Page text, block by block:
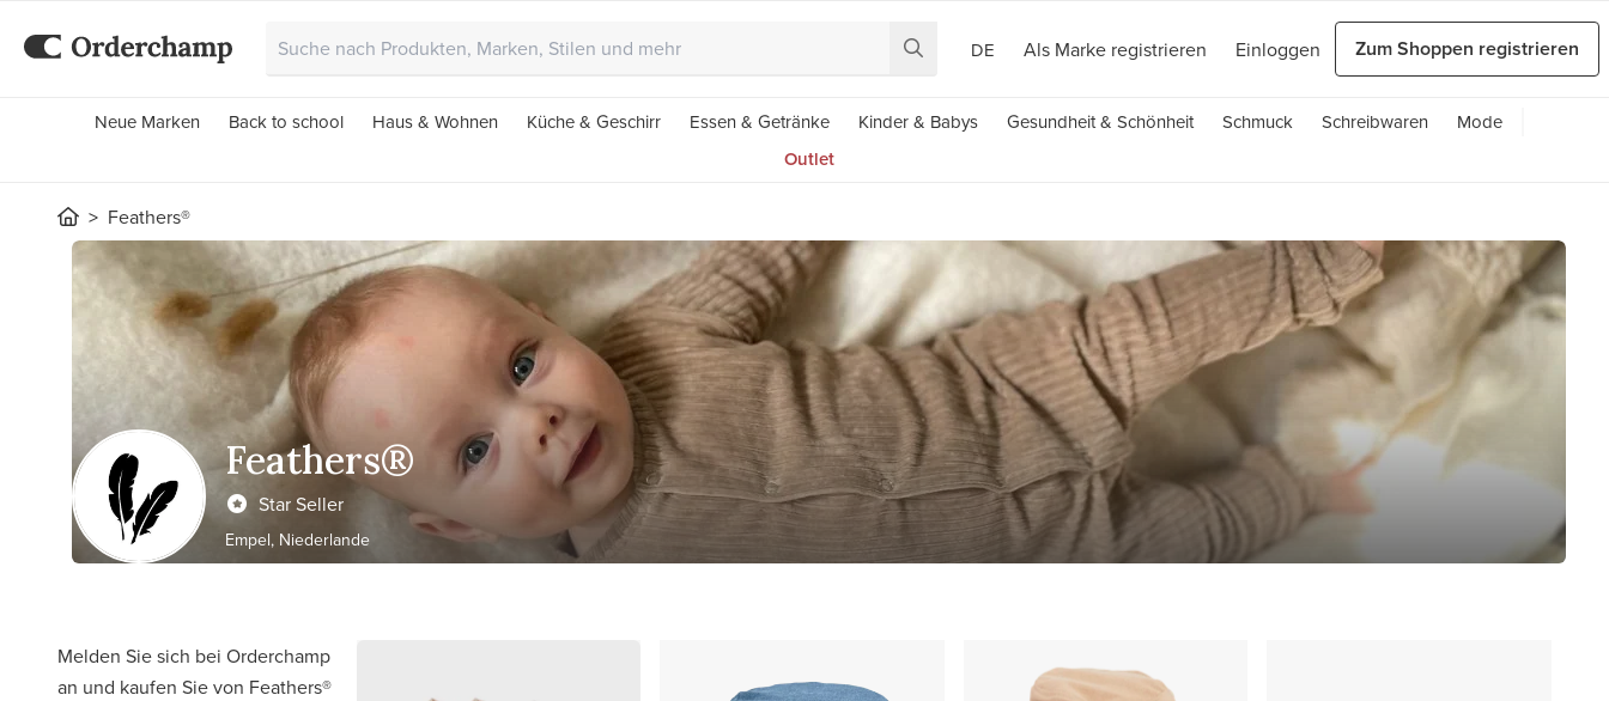
DE Als Marke registrieren Einloggen Zum Shoppen registrieren
Neue Marken Back to school Haus & Wohnen Küche & Geschirr Essen & Getränke Kinder & Babys Gesundheit & Schönheit Schmuck Schreibwaren
Mode
Outlet
Feathers®
Feathers®
Star Seller
Empel, Niederlande
Melden Sie sich bei Orderchamp
an und kaufen Sie von Feathers®